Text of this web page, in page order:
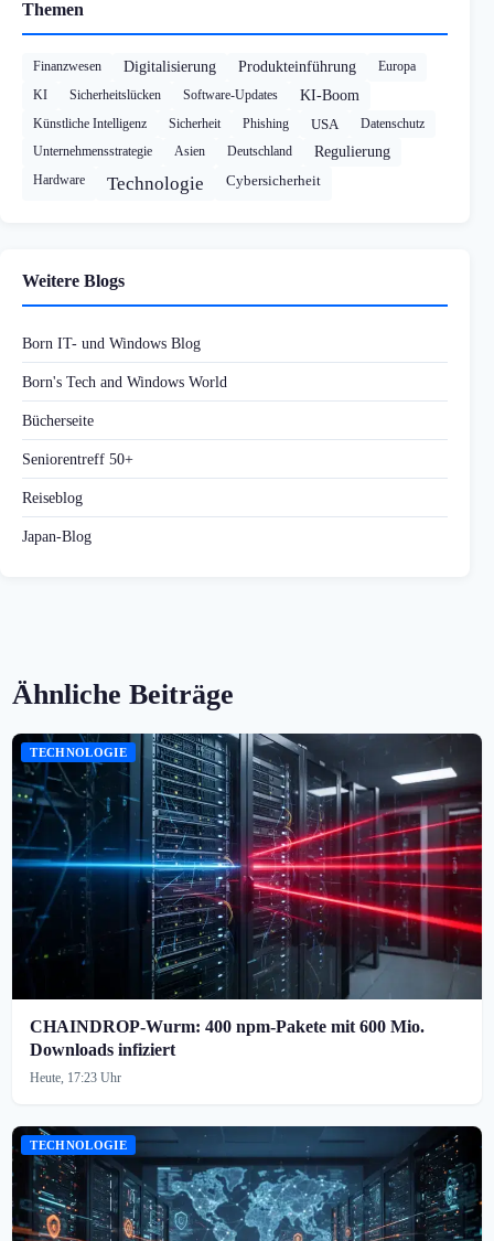
Themen
Finanzwesen Digitalisierung Produkteinführung
Europa
KI
Sicherheitslücken Software-Updates KI-Boom
Künstliche Intelligenz Sicherheit Phishing USA
Datenschutz
Unternehmensstrategie
Asien Deutschland Regulierung
Hardware Technologie Cybersicherheit
Weitere Blogs
Born IT- und Windows Blog
Born's Tech and Windows World
Bücherseite
Seniorentreff 50+
Reiseblog
Japan-Blog
Ähnliche Beiträge
TECHNOLOGIE
CHAINDROP-Wurm: 400 npm-Pakete mit 600 Mio.
Downloads infiziert
Heute, 17:23 Uhr
TECHNOLOGIE